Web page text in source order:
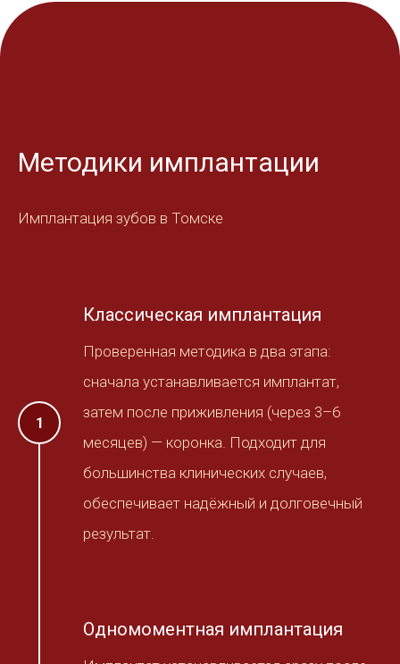
Методики имплантации
Имплантация зубов в Томске
Классическая имплантация
Проверенная методика в два этапа:
сначала устанавливается имплантат,
затем после приживления (через 3–6
месяцев) — коронка. Подходит для
большинства клинических случаев,
обеспечивает надёжный и долговечный
результат.
Одномоментная имплантация